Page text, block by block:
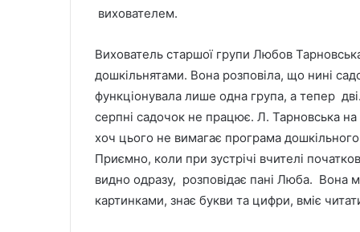
вихователем.
Вихователь старшої групи Любов
дошкільнятами. Вона розповіла, що нині
функціонувала лише одна група, а тепер
серпні садочок не працює. Л. Тарновська на
хоч цього не вимагає програма
Приємно, коли при зустрічі вчителі
видно одразу, розповідає пані Люба. Вона
картинками, знає букви та цифри, вміє